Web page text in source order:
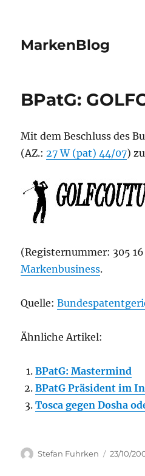
MarkenBlog
BPatG:
Mit dem Beschluss des
(AZ.:27 W (pat) 44/07)
(Registernummer: 305
Markenbusiness.
Quelle:
Ähnliche Artikel:
BPatG: Mastermind
BPatG Präsident im
Tosca gegen Dosha
Author
Stefan Fuhrken
Posted
23/10/